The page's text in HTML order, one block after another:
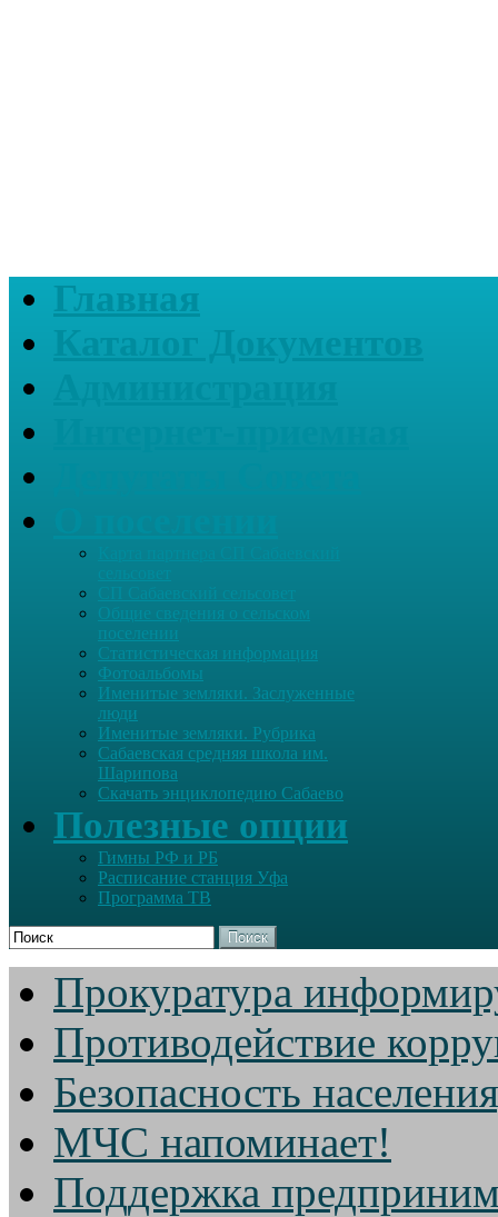
Главная
Общие сведения о сельском
поселении
Статистическая информация
Фотоальбомы
Именитые земляки. Заслуженные
люди
Именитые земляки. Рубрика
Сабаевская средняя школа им.
Шарипова
Скачать энциклопедию Сабаево
Полезные опции
Гимны РФ и РБ
Расписание станция Уфа
Программа ТВ
Поиск
Прокуратура
Противодействие
Безопасность
МЧС напоминает!
Поддержка